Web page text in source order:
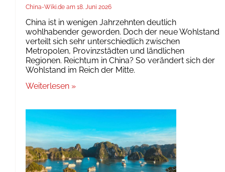
China-Wiki.de 18. Juni 2026
China ist in wenigen Jahrzehnten deutlich
wohlhabender geworden. Doch der neue Wohlstand
verteilt sich sehr unterschiedlich zwischen
Metropolen, Provinzstädten und ländlichen
Regionen. Reichtum in China? So verändert sich der
Wohlstand im Reich der Mitte.
Weiterlesen »